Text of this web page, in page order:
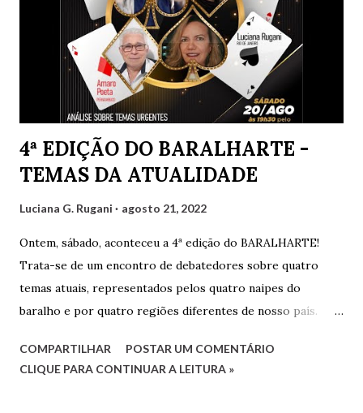
4ª EDIÇÃO DO BARALHARTE -
TEMAS DA ATUALIDADE
Luciana G. Rugani agosto 21, 2022
Ontem, sábado, aconteceu a 4ª edição do BARALHARTE!
Trata-se de um encontro de debatedores sobre quatro
temas atuais, representados pelos quatro naipes do
baralho e por quatro regiões diferentes de nosso país.
demais e também por convidados presentes. Os
debatedores desta edição foram eu, Luciana, representando
COMPARTILHAR
POSTAR UM COMENTÁRIO
CLIQUE PARA CONTINUAR A LEITURA »